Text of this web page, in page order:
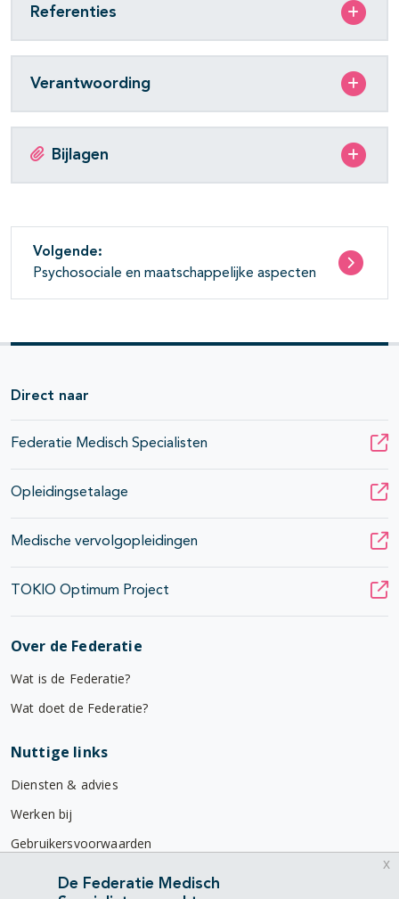
Referenties
Verantwoording
Bijlagen
Volgende:
Psychosociale en maatschappelijke aspecten
Direct naar
Federatie Medisch Specialisten
Opleidingsetalage
Medische vervolgopleidingen
TOKIO Optimum Project
Over de Federatie
Wat is de Federatie?
Wat doet de Federatie?
Nuttige links
Diensten & advies
Werken bij
Gebruikersvoorwaarden
Privacyverklaring
De Federatie Medisch
x